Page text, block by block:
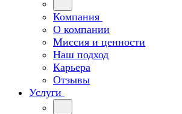
Компания
О компании
Миссия и ценности
Наш подход
Карьера
Отзывы
Услуги